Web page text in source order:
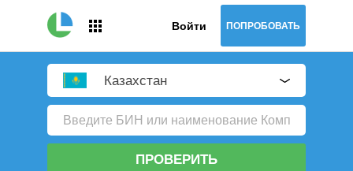
Войти ПОПРОБОВАТЬ
Казахстан
ПРОВЕРИТЬ